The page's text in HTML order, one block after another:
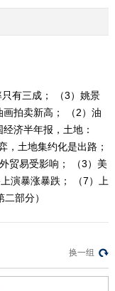
07-11 22:20:38
07-10 22:45:39
济信息联播]整期视频
07-02 22:36:54
07-01 23:30:02
有三成； （3）姚景
拍卖新高； （2）油
济半年报，土地：
，土地集约化是出路；
贸易受影响； （3）美
演暴涨暴跌； （7）上
部分）
换一组